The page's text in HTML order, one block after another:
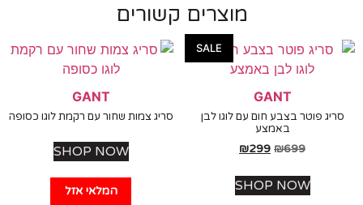
מוצרים קשורים
SALE
GANT
סריג פוטר בצבע חום עם לוגו לבן
באמצע
₪699
₪299
SHOP NOW המלאי אזל
GANT
סריג צמות שחור עם רקמת לוגו כסופה
SHOP NOW